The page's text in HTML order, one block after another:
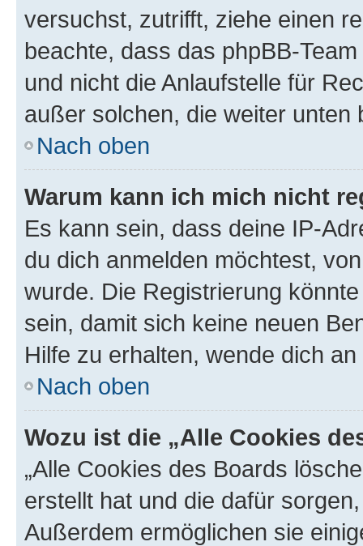
versuchst, zutrifft, ziehe einen
beachte, dass das phpBB-
und nicht die Anlaufstelle für
außer solchen, die weiter unten
Nach oben
Warum kann ich mich nicht
Es kann sein, dass deine IP-
du dich anmelden möchtest,
wurde. Die Registrierung
sein, damit sich keine neuen
Hilfe zu erhalten, wende dich
Nach oben
Wozu ist die „Alle Cookies
„Alle Cookies des Boards
erstellt hat und die dafür
Außerdem ermöglichen sie